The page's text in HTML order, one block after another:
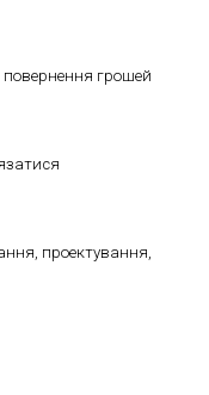
повернення грошей
проектування,